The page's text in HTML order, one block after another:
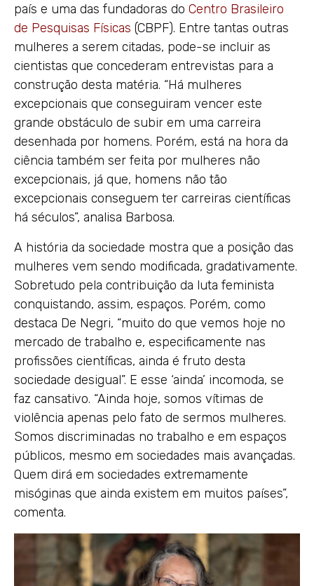
país e uma das fundadoras do Centro Brasileiro
de Pesquisas Físicas (CBPF). Entre tantas outras
mulheres a serem citadas, pode-se incluir as
cientistas que concederam entrevistas para a
construção desta matéria. “Há mulheres
excepcionais que conseguiram vencer este
grande obstáculo de subir em uma carreira
desenhada por homens. Porém, está na hora da
ciência também ser feita por mulheres não
excepcionais, já que, homens não tão
excepcionais conseguem ter carreiras científicas
há séculos”, analisa Barbosa.
A história da sociedade mostra que a posição das
mulheres vem sendo modificada, gradativamente.
Sobretudo pela contribuição da luta feminista
conquistando, assim, espaços. Porém, como
destaca De Negri, “muito do que vemos hoje no
mercado de trabalho e, especificamente nas
profissões científicas, ainda é fruto desta
sociedade desigual”. E esse ‘ainda’ incomoda, se
faz cansativo. “Ainda hoje, somos vítimas de
violência apenas pelo fato de sermos mulheres.
Somos discriminadas no trabalho e em espaços
públicos, mesmo em sociedades mais avançadas.
Quem dirá em sociedades extremamente
misóginas que ainda existem em muitos países”,
comenta.